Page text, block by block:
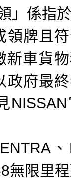
」係指
領牌且
新車貨
政府最
無限里